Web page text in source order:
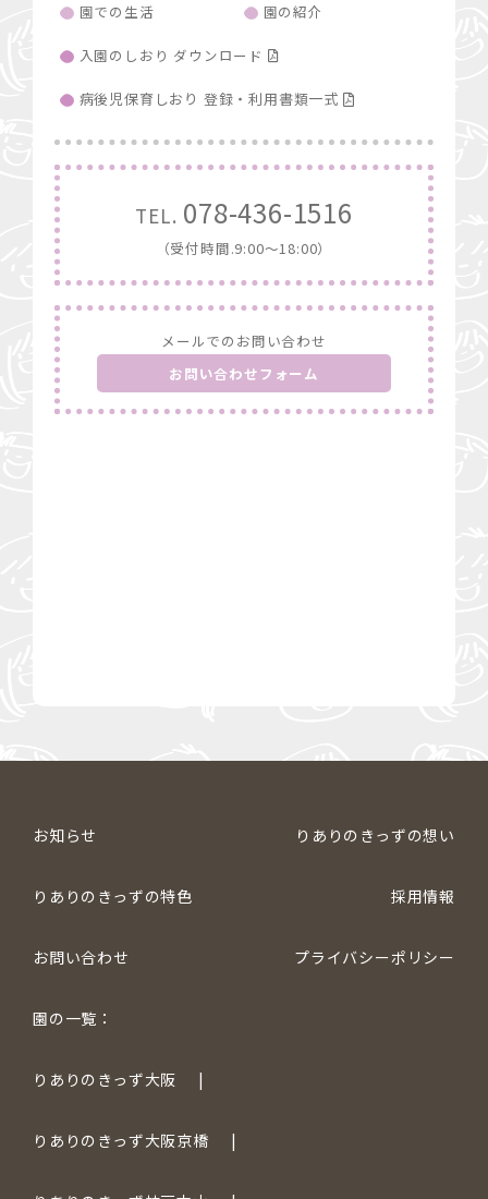
園での生活 園の紹介
入園のしおり ダウンロード
病後児保育しおり 登録・利用書類一式
TEL. 078-436-1516
（受付時間.9:00〜18:00）
メールでのお問い合わせ
お問い合わせフォーム
お知らせ りありのきっずの想い
りありのきっずの特色 採用情報
お問い合わせ プライバシーポリシー
園の一覧：
りありのきっず大阪
りありのきっず大阪京橋